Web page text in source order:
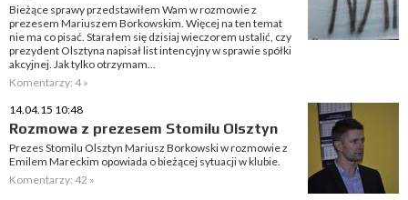
Bieżące sprawy przedstawiłem Wam w rozmowie z
prezesem Mariuszem Borkowskim. Więcej na ten temat
nie ma co pisać. Starałem się dzisiaj wieczorem ustalić, czy
prezydent Olsztyna napisał list intencyjny w sprawie spółki
akcyjnej. Jak tylko otrzymam...
Komentarzy: 4 »
14.04.15 10:48
Rozmowa z prezesem Stomilu Olsztyn
Prezes Stomilu Olsztyn Mariusz Borkowski w rozmowie z
Emilem Mareckim opowiada o bieżącej sytuacji w klubie.
Komentarzy: 42 »